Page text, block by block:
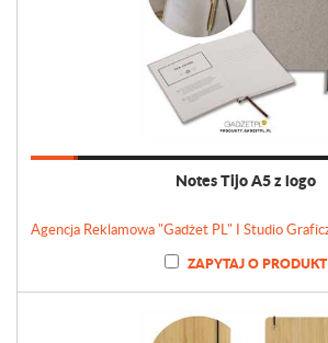
Notes Tijo A5 z logo
ZAPYTAJ O PRODUKT